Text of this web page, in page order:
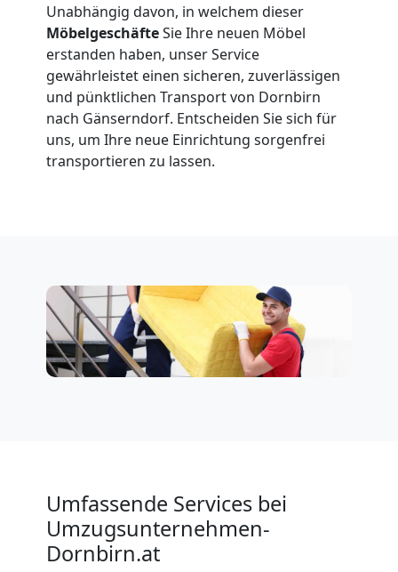
Unabhängig davon, in welchem dieser
MöbelgeschäfteSie Ihre neuen Möbel
erstanden haben, unser Service
gewährleistet einen sicheren, zuverlässigen
und pünktlichen Transport von Dornbirn
nach Gänserndorf. Entscheiden Sie sich für
uns, um Ihre neue Einrichtung sorgenfrei
transportieren zu lassen.
Umfassende Services bei
Umzugsunternehmen-
Dornbirn.at